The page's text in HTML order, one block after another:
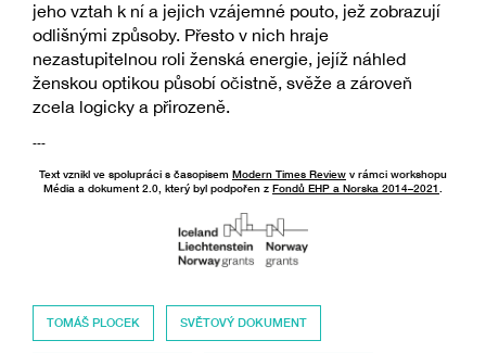
jeho vztah k ní a jejich vzájemné pouto, jež zobrazují
odlišnými způsoby. Přesto v nich hraje
nezastupitelnou roli ženská energie, jejíž náhled
ženskou optikou působí očistně, svěže a zároveň
zcela logicky a přirozeně.
---
Text vznikl ve spolupráci s časopisem Modern Times Review v rámci workshopu
Média a dokument 2.0, který byl podpořen z Fondů EHP a Norska 2014–2021 .
TOMÁŠ PLOCEK SVĚTOVÝ DOKUMENT